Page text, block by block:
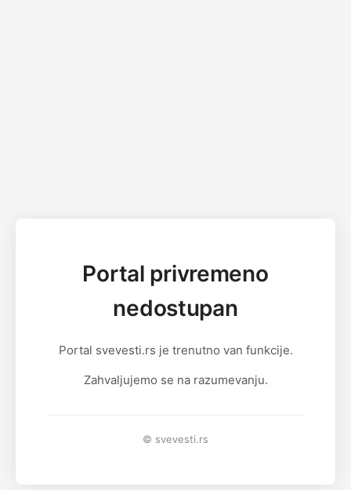
Portal privremeno
nedostupan
Portal svevesti.rs je trenutno van funkcije.
Zahvaljujemo se na razumevanju.
© svevesti.rs